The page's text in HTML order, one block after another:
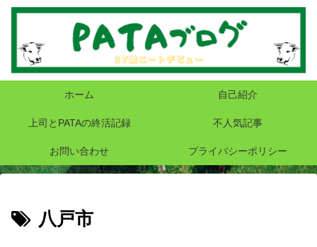
ホーム 自己紹介
上司とPATAの終活記録 不人気記事
お問い合わせ プライバシーポリシー
八戸市